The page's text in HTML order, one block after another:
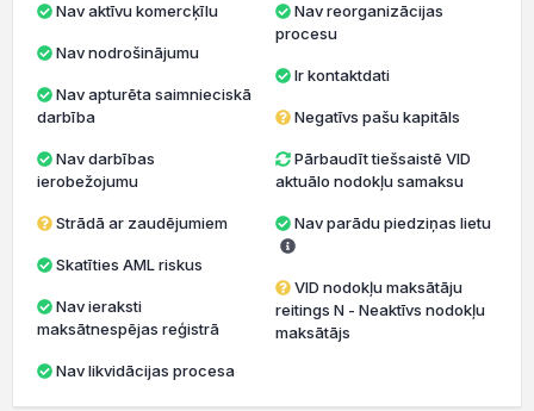
Nav aktīvu komercķīlu
Nav nodrošinājumu
darbība
ierobežojumu
Strādā ar zaudējumiem
Skatīties AML riskus
maksātnespējas reģistrā
Nav likvidācijas procesa
Nav reorganizācijas
procesu
Ir kontaktdati
Negatīvs pašu kapitāls
Pārbaudīt tiešsaistē VID
aktuālo nodokļu samaksu
Nav parādu piedziņas lietu
VID nodokļu maksātāju
reitings N - Neaktīvs nodokļu
maksātājs